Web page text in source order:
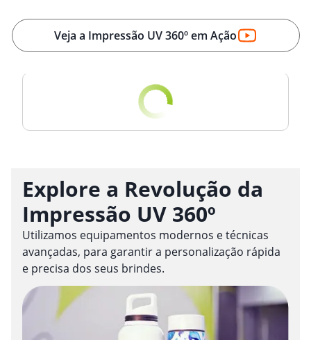
Veja a Impressão UV 360º em Ação
Explore a Revolução da
Impressão UV 360º
Utilizamos equipamentos modernos e técnicas
avançadas, para garantir a personalização rápida
e precisa dos seus brindes.